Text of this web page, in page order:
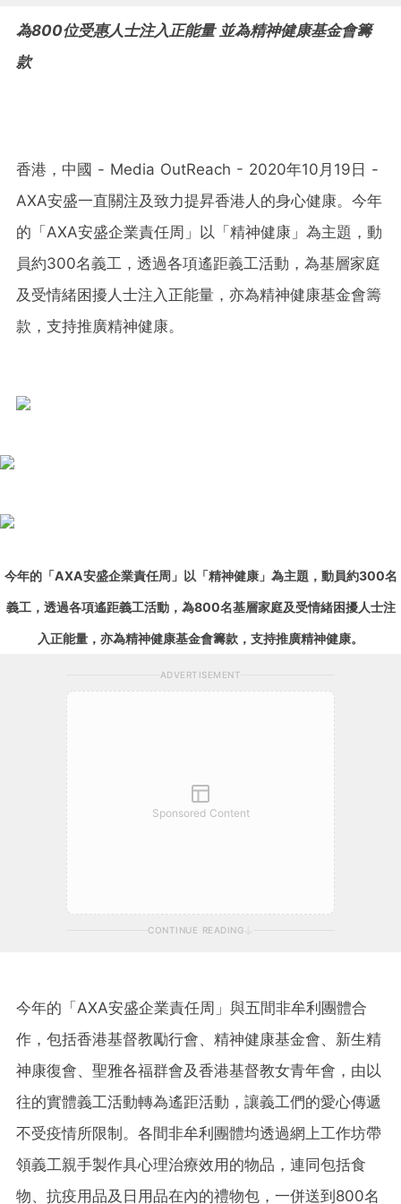
為800位受惠人士注入正能量 並為精神健康基金會籌
款
香港，中國 - Media OutReach - 2020年10月19日 -
AXA安盛一直關注及致力提昇香港人的身心健康。今年
的 「AXA安盛企業責任周」以「精神健康」為主題，動
員約300名義工，透過各項遙距義工活動，為基層家庭
及受情緒困擾人士注入正能量，亦為精神健康基金會籌
款 ， 支持推廣精神健康。
今年的「AXA安盛企業責任周」以「精神健康」為主題，動員約300名
義工，透過各項遙距義工活動，為800名基層家庭及受情緒困擾人士注
入正能量，亦為精神健康基金會籌款 ， 支持推廣精神健康。
ADVERTISEMENT
Sponsored Content
CONTINUE READING
今年的 「AXA安盛企業責任周」 與五間非牟利團體合
作， 包括香港基督教勵行會、精神健康基金會、新生精
神康復會、聖雅各福群會及香港基督教女青年會 ， 由以
往的實體義工活動轉為遙距活動，讓義工們的愛心傳遞
不受疫情所限制。各間非牟利團體均透過網上工作坊帶
領義工親手製作具心理治療效用的物品，連同包括食
物、抗疫用品及日用品在內的禮物包，一併送到800名